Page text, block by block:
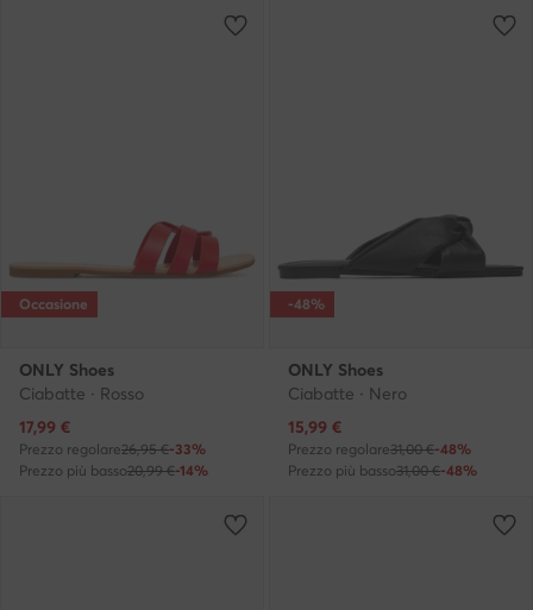
Occasione
ONLY Shoes
Ciabatte · Rosso
Prezzo attuale
17,99 €
Prezzo regolare26,95 €-33%
Prezzo più basso20,99 €-14%
-48%
ONLY Shoes
Ciabatte · Nero
Prezzo attuale
15,99 €
Prezzo regolare31,00 €-48%
Prezzo più basso31,00 €-48%